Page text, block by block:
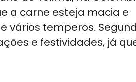
a carne esteja macia e
vários temperos.
e festividades, já